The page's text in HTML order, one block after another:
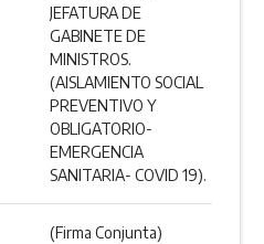
JEFATURA DE
GABINETE DE
MINISTROS.
(AISLAMIENTO SOCIAL
PREVENTIVO Y
OBLIGATORIO-
EMERGENCIA
SANITARIA- COVID 19).
(Firma Conjunta)